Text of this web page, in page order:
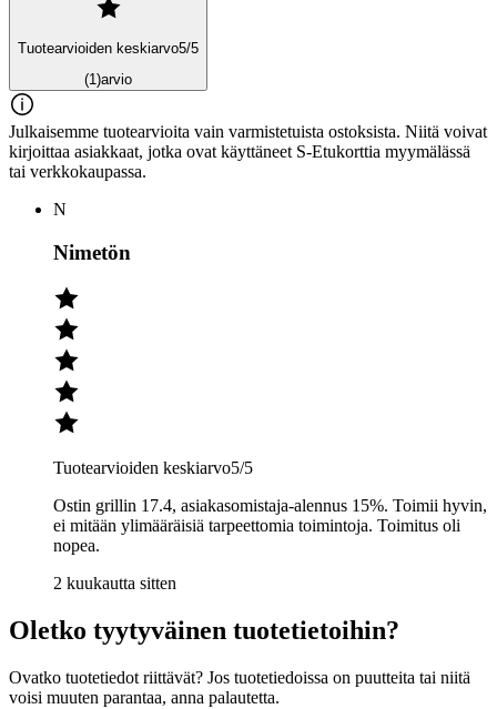
Tuotearvioiden keskiarvo5/5
(1)arvio
Julkaisemme tuotearvioita vain varmistetuista ostoksista. Niitä voivat
kirjoittaa asiakkaat, jotka ovat käyttäneet S-Etukorttia myymälässä
tai verkkokaupassa.
N
Nimetön
Tuotearvioiden keskiarvo5/5
Ostin grillin 17.4, asiakasomistaja-alennus 15%. Toimii hyvin,
ei mitään ylimääräisiä tarpeettomia toimintoja. Toimitus oli
nopea.
2 kuukautta sitten
Oletko tyytyväinen tuotetietoihin?
Ovatko tuotetiedot riittävät? Jos tuotetiedoissa on puutteita tai niitä
voisi muuten parantaa, anna palautetta.